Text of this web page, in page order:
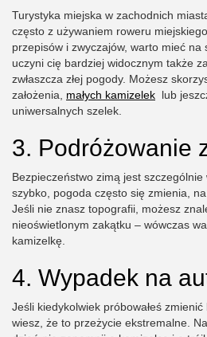
Turystyka miejska w zachodnich
często z używaniem roweru
przepisów i zwyczajów, warto mieć na
uczyni cię bardziej widocznym także
zwłaszcza złej pogody. Możesz
założenia, małych kamizelek lub
uniwersalnych szelek.
3. Podróżowanie
Bezpieczeństwo zimą jest
szybko, pogoda często się zmienia,
Jeśli nie znasz topografii, możesz
nieoświetlonym zakątku – wówczas
kamizelkę.
4. Wypadek na
Jeśli kiedykolwiek próbowałeś zmienić
wiesz, że to przeżycie ekstremalne.